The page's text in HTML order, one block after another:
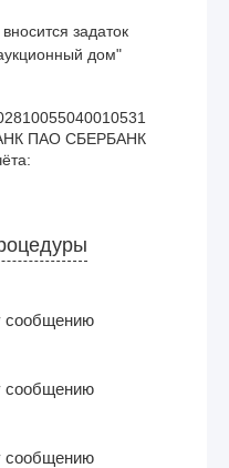
задаток
дом"
ПАО СБЕРБАНК
сообщению
сообщению
сообщению